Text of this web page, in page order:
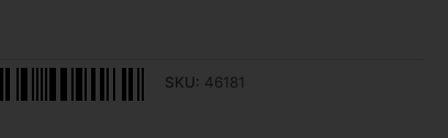
SKU: 46181